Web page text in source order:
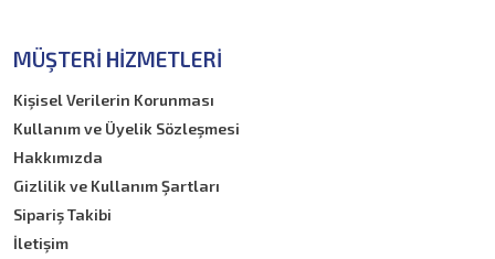
MÜŞTERI HIZMETLERI
Kişisel Verilerin Korunması
Kullanım ve Üyelik Sözleşmesi
Hakkımızda
Gizlilik ve Kullanım Şartları
Sipariş Takibi
İletişim